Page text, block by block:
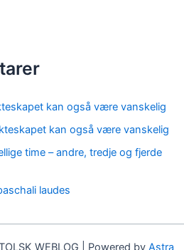
kan også være vanskelig
kan også være vanskelig
time – andre, tredje og fjerde
laudes
WEBLOG | Powered by Astra